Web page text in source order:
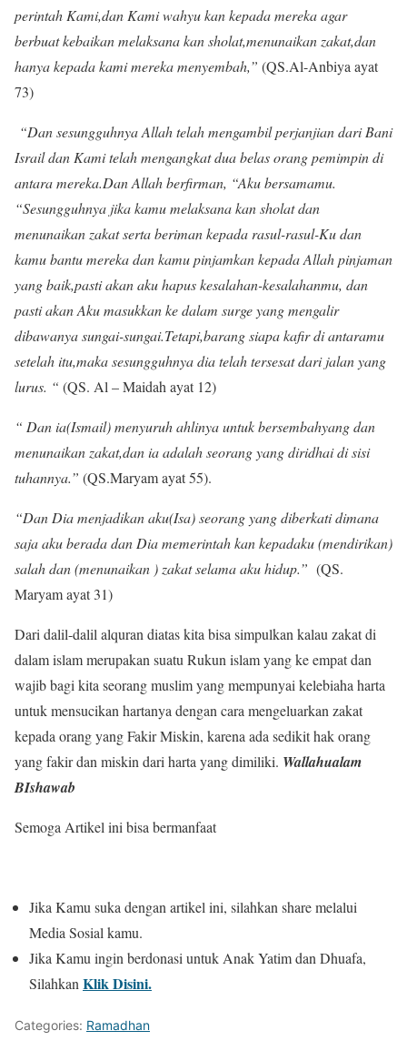
perintah Kami,dan Kami wahyu kan kepada mereka agar
berbuat kebaikan melaksana kan sholat,menunaikan zakat,dan
hanya kepada kami mereka menyembah,” (QS.Al-Anbiya ayat
73)
“Dan sesungguhnya Allah telah mengambil perjanjian dari Bani
Israil dan Kami telah mengangkat dua belas orang pemimpin di
antara mereka.Dan Allah berfirman, “Aku bersamamu.
“Sesungguhnya jika kamu melaksana kan sholat dan
menunaikan zakat serta beriman kepada rasul-rasul-Ku dan
kamu bantu mereka dan kamu pinjamkan kepada Allah pinjaman
yang baik,pasti akan aku hapus kesalahan-kesalahanmu, dan
pasti akan Aku masukkan ke dalam surge yang mengalir
dibawanya sungai-sungai.Tetapi,barang siapa kafir di antaramu
setelah itu,maka sesungguhnya dia telah tersesat dari jalan yang
lurus. “ (QS. Al – Maidah ayat 12)
“ Dan ia(Ismail) menyuruh ahlinya untuk bersembahyang dan
menunaikan zakat,dan ia adalah seorang yang diridhai di sisi
tuhannya.” (QS.Maryam ayat 55).
“Dan Dia menjadikan aku(Isa) seorang yang diberkati dimana
saja aku berada dan Dia memerintah kan kepadaku (mendirikan)
salah dan (menunaikan ) zakat selama aku hidup.” (QS.
Maryam ayat 31)
Dari dalil-dalil alquran diatas kita bisa simpulkan kalau zakat di
dalam islam merupakan suatu Rukun islam yang ke empat dan
wajib bagi kita seorang muslim yang mempunyai kelebiaha harta
untuk mensucikan hartanya dengan cara mengeluarkan zakat
kepada orang yang Fakir Miskin, karena ada sedikit hak orang
yang fakir dan miskin dari harta yang dimiliki. Wallahualam
BIshawab
Semoga Artikel ini bisa bermanfaat
Jika Kamu suka dengan artikel ini, silahkan share melalui
Media Sosial kamu.
Jika Kamu ingin berdonasi untuk Anak Yatim dan Dhuafa,
SilahkanKlik Disini.
Categories: Ramadhan